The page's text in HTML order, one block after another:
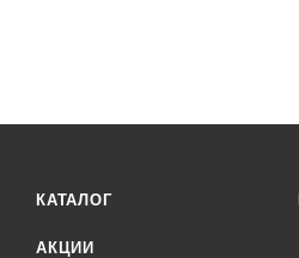
КАТАЛОГ
АКЦИИ